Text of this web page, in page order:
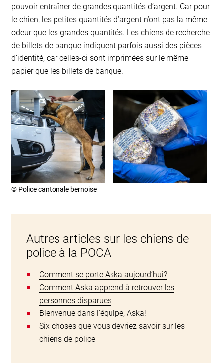
pouvoir entraîner de grandes quantités d’argent. Car pour
le chien, les petites quantités d’argent n’ont pas la même
odeur que les grandes quantités. Les chiens de recherche
de billets de banque indiquent parfois aussi des pièces
d’identité, car celles-ci sont imprimées sur le même
papier que les billets de banque.
© Police cantonale bernoise
Autres articles sur les chiens de
police à la POCA
Comment se porte Aska aujourd’hui?
Comment Aska apprend à retrouver les
personnes disparues
Bienvenue dans l’équipe, Aska!
Six choses que vous devriez savoir sur les
chiens de police